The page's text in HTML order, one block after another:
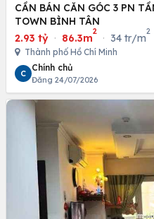
CẦN BÁN CĂN GÓC 3 PN
TOWN BÌNH TÂN
2.93 tỷ · 86.3m
2
· 34 tr/m
2
Thành phố Hồ Chí Minh
C
Chính chủ
Đăng 24/07/2026